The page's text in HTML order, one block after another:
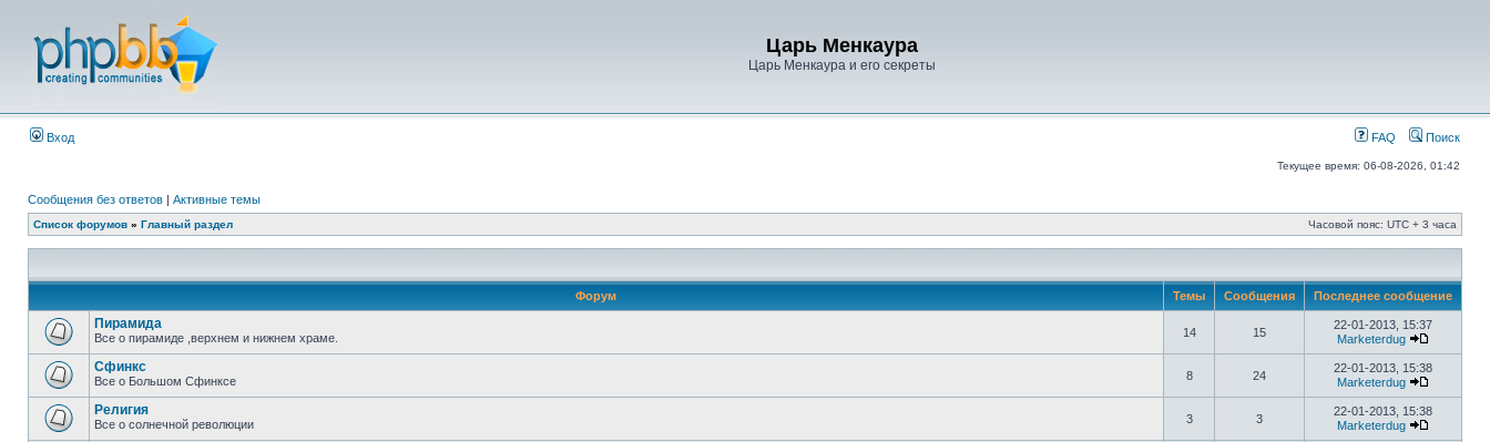
Царь Менкаура
Царь Менкаура и его секреты
Вход FAQ Поиск
Текущее время: 06-08-2026, 01:42
Сообщения без ответов | Активные темы
Список форумов » Главный раздел Часовой пояс: UTC + 3 часа
Форум Темы Сообщения Последнее сообщение
Пирамида
Все о пирамиде ,верхнем и нижнем храме. 14 15
22-01-2013, 15:37
Marketerdug
Сфинкс
Все о Большом Сфинксе 8 24
22-01-2013, 15:38
Marketerdug
Религия
Все о солнечной революции 3 3
22-01-2013, 15:38
Marketerdug